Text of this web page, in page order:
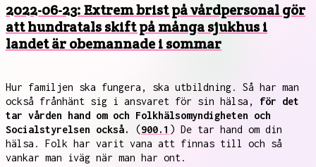
2022-06-23: Extrem brist på vårdpersonal gör
att hundratals skift på många sjukhus i
landet är obemannade i sommar
Hur familjen ska fungera, ska utbildning. Så har man
också frånhänt sig i ansvaret för sin hälsa, för det
tar vården hand om och Folkhälsomyndigheten och
Socialstyrelsen också.
(900.1 ) De tar hand om din
hälsa. Folk har varit vana att finnas till och så
vankar man iväg när man har ont.